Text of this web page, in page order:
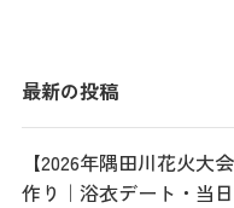
最新の投稿
【2026年隅田川花火大
作り｜浴衣デート・当